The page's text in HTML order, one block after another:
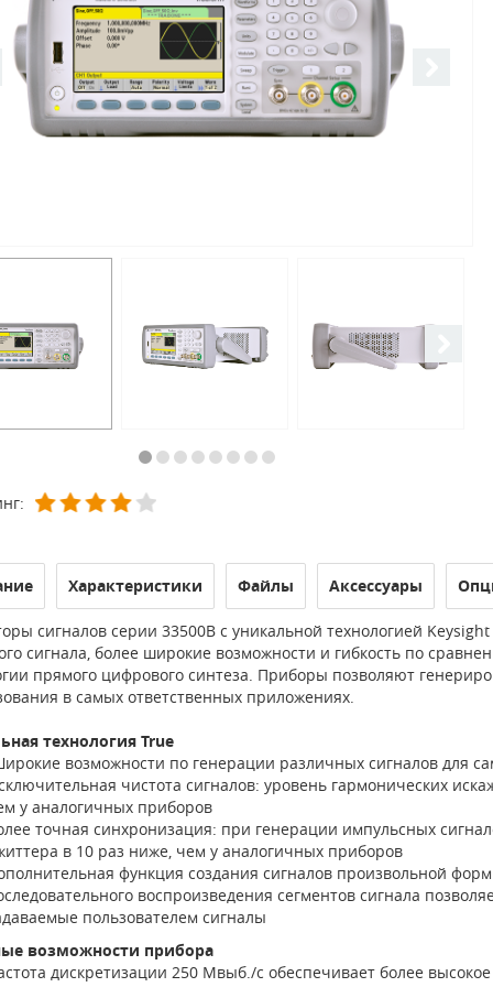
Характеристики Файлы Аксессуары
сигналов серии 33500B с уникальной технологией
сигнала, более широкие возможности и гибкость по
прямого цифрового синтеза. Приборы позволяют
в самых ответственных приложениях.
технология True
возможности по генерации различных сигналов для
чистота сигналов: уровень гармонических
у аналогичных приборов
точная синхронизация: при генерации импульсных
в 10 раз ниже, чем у аналогичных приборов
функция создания сигналов произвольной
воспроизведения сегментов сигнала
пользователем сигналы
возможности прибора
дискретизации 250 Мвыб./с обеспечивает более